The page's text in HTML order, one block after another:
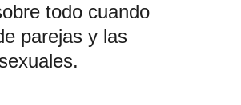
todo cuando
parejas y las